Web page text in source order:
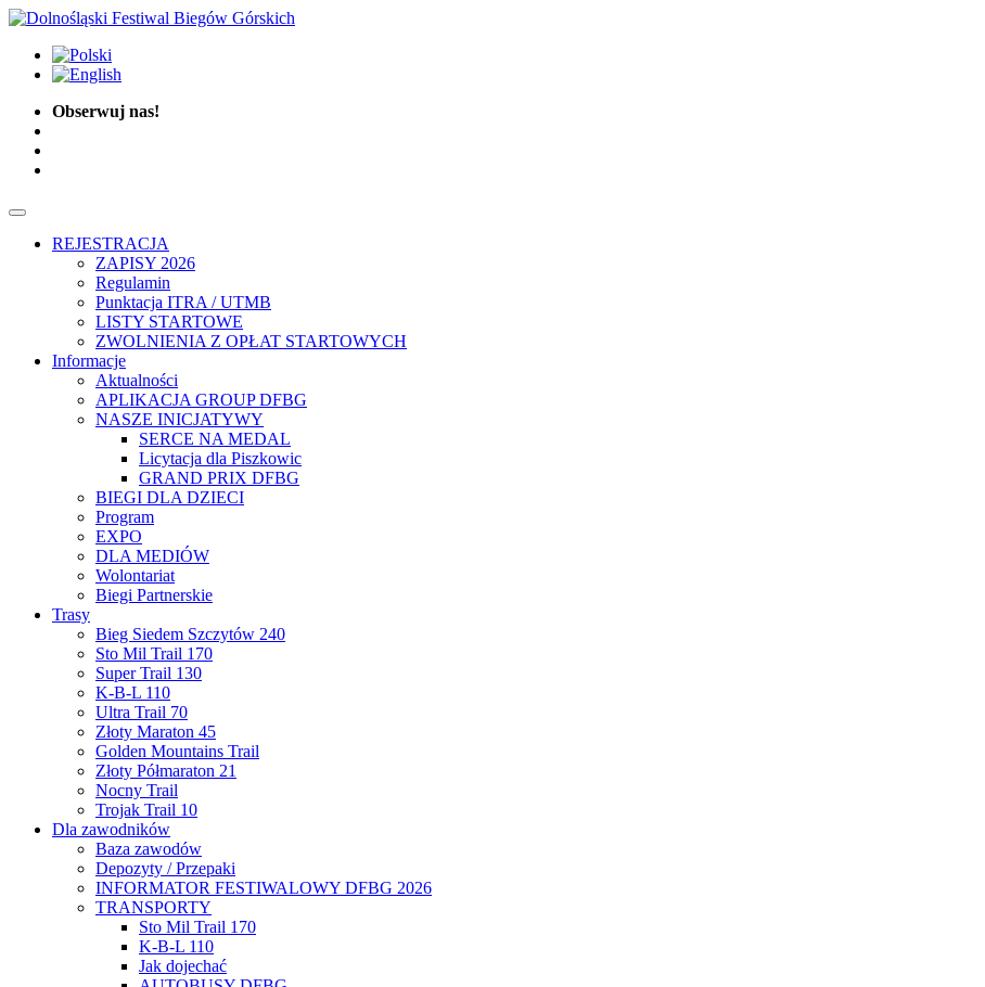
Obserwuj nas!
REJESTRACJA
ZAPISY 2026
Regulamin
Punktacja ITRA / UTMB
LISTY STARTOWE
ZWOLNIENIA Z OPŁAT STARTOWYCH
Informacje
Aktualności
APLIKACJA GROUP DFBG
NASZE INICJATYWY
SERCE NA MEDAL
Licytacja dla Piszkowic
GRAND PRIX DFBG
BIEGI DLA DZIECI
Program
EXPO
DLA MEDIÓW
Wolontariat
Biegi Partnerskie
Trasy
Bieg Siedem Szczytów 240
Sto Mil Trail 170
Super Trail 130
K-B-L 110
Ultra Trail 70
Złoty Maraton 45
Golden Mountains Trail
Złoty Półmaraton 21
Nocny Trail
Trojak Trail 10
Dla zawodników
Baza zawodów
Depozyty / Przepaki
INFORMATOR FESTIWALOWY DFBG 2026
TRANSPORTY
Sto Mil Trail 170
K-B-L 110
Jak dojechać